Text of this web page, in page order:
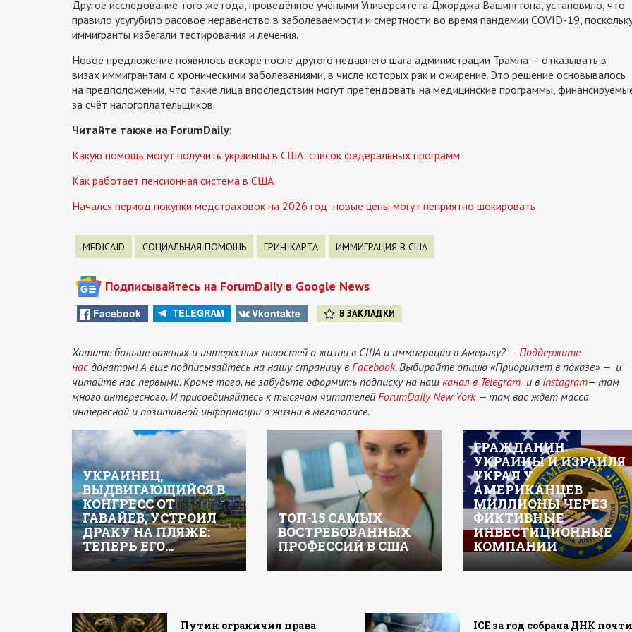
Другое исследование того же года, проведённое учёными Университета Джорджа Вашингтона, установило, что
правило усугубило расовое неравенство в заболеваемости и смертности во время пандемии COVID-19,
иммигранты избегали тестирования и лечения.
Новое предложение появилось вскоре после другого недавнего шага администрации Трампа — отказывать в
визах иммигрантам с хроническими заболеваниями, в числе которых рак и ожирение. Это решение основывалось
на предположении, что такие лица впоследствии могут претендовать на медицинские программы,
за счёт налогоплательщиков.
Читайте также на ForumDaily:
Какую помощь могут получить украинцы в США: список федеральных программ
Как работает пенсионная система в США
Начался период покупки медстраховок на 2026 год: новые цены могут неприятно шокировать
MEDICAID СОЦИАЛЬНАЯ ПОМОЩЬ ГРИН-КАРТА ИММИГРАЦИЯ В США
Подписывайтесь на ForumDaily в Google News
Facebook TELEGRAM Vkontakte В ЗАКЛАДКИ
Хотите больше важных и интересных новостей о жизни в США и иммиграции в Америку? — Поддержите
нас донатом! А еще подписывайтесь на нашу страницу в Facebook.Выбирайте опцию «Приоритет в показе» — и
читайте нас первыми. Кроме того, не забудьте оформить подписку на наш канал в Telegram и в Instagram— там
много интересного. И присоединяйтесь к тысячам читателей ForumDaily New York— там вас ждет масса
интересной и позитивной информации о жизни в мегаполисе.
УКРАИНЕЦ,
ВЫДВИГАЮЩИЙСЯ В
КОНГРЕСС ОТ
ГАВАЙЕВ, УСТРОИЛ
ДРАКУ НА ПЛЯЖЕ:
ТЕПЕРЬ ЕГО…
ТОП-15 САМЫХ
ВОСТРЕБОВАННЫХ
ПРОФЕССИЙ В США
ГРАЖДАНИН
УКРАИНЫ И ИЗРАИЛЯ
УКРАЛ У
АМЕРИКАНЦЕВ
МИЛЛИОНЫ ЧЕРЕЗ
ФИКТИВНЫЕ
ИНВЕСТИЦИОННЫЕ
КОМПАНИИ
Путин ограничил права ICE за год собрала ДНК